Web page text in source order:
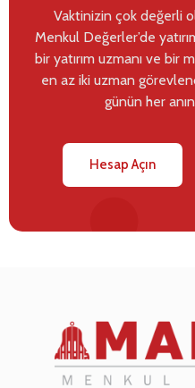
Vaktinizin çok değerli
Menkul Değerler’de
bir yatırım uzmanı ve bir
en az iki uzman
günün her
Hesap Açın